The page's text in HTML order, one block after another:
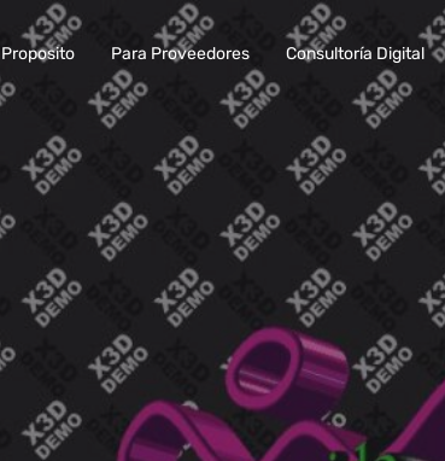
Proposito Para Proveedores Consultoría Digital